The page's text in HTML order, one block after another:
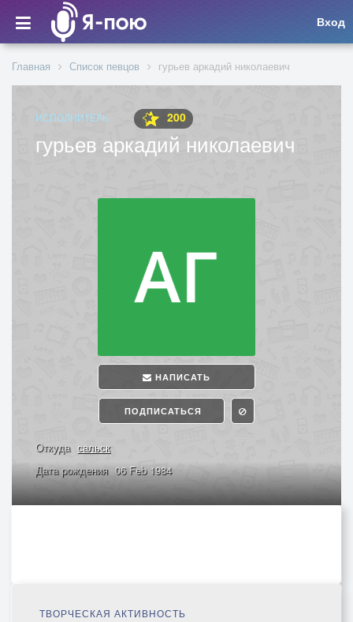
Вход
Главная Список певцов гурьев аркадий николаевич
ИСПОЛНИТЕЛЬ 200
гурьев аркадий николаевич
НАПИСАТЬ
ПОДПИСАТЬСЯ
Откуда сальск
Дата рождения 06 Feb 1984
ТВОРЧЕСКАЯ АКТИВНОСТЬ